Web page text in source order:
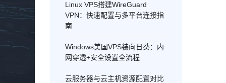
Linux VPS搭建WireGuard
VPN：快速配置与多平台连接指
南
Windows美国VPS装向日葵：内
网穿透+安全设置全流程
云服务器与云主机资源配置对比